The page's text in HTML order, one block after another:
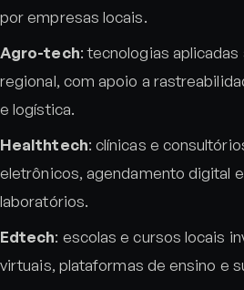
por empresas locais.
Agro-tech: tecnologias
regional, com apoio a
e logística.
Healthtech: clínicas e
eletrônicos, agendamento digital
laboratórios.
Edtech: escolas e cursos locais
virtuais, plataformas de ensino e